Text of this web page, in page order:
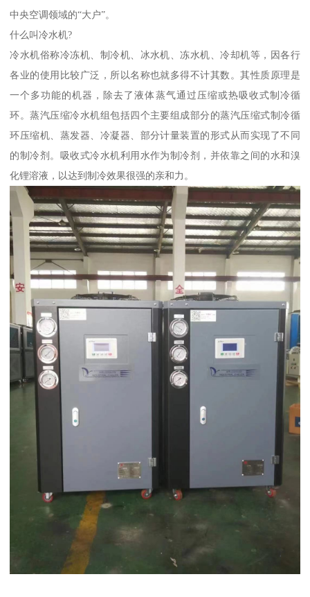
中央空调领域的“大户”。
什么叫冷水机?
冷水机俗称冷冻机、制冷机、冰水机、冻水机、冷却机等，因各行
各业的使用比较广泛，所以名称也就多得不计其数。其性质原理是
一个多功能的机器，除去了液体蒸气通过压缩或热吸收式制冷循
环。蒸汽压缩冷水机组包括四个主要组成部分的蒸汽压缩式制冷循
环压缩机、蒸发器、冷凝器、部分计量装置的形式从而实现了不同
的制冷剂。吸收式冷水机利用水作为制冷剂，并依靠之间的水和溴
化锂溶液，以达到制冷效果很强的亲和力。